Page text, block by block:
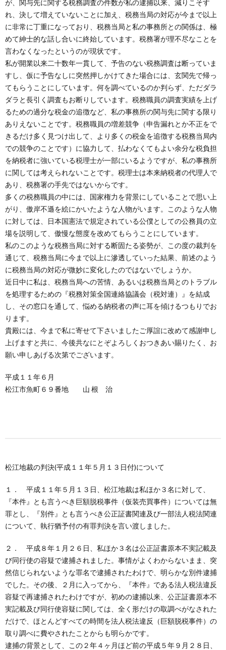
が、関与先に関する税務調査の件数が私の逮捕以来、減りこそす
れ、決して増えていないことに加え、税務当局の対応が今まで以上
に非常に丁重になっており、税務当局と私の事務所との関係は、極
めて紳士的な話し合いに終始しています。税務署が理不尽なことを
言わなくなったというのが現状です。
私が開業以来二十数年一貫して、予告のない税務調査は断っていま
すし、仮に予告なしに突然押しかけてきた場合には、玄関先で帰っ
てもらうことにしています。何を調べているのか判らず、ただダラ
ダラと長引く調査もお断りしています。税務職員の調査実績を上げ
るための過分な税金の追徴など、私の事務所の関与先に関する限り
ありえないことです。税務職員の増差競争（申告漏れとか不正をで
きるだけ多く見つけ出して、より多くの税金を追徴する税務当局内
での競争のことです）に協力して、払わなくてもよい余分な税負担
を納税者に強いている税理士が一部にいるようですが、私の事務所
に関しては考えられないことです。税理士は本来納税者の代理人で
あり、税務署の手先ではないからです。
多くの税務職員の中には、国家権力を背景にしていることで思い上
がり、傲岸不遜を絵にかいたような人物がいます。このような人物
に対しては、日本国憲法で規定されている公僕としての公務員の立
場を説明して、傲慢な態度を改めてもらうことにしています。
私のこのような税務当局に対する断固たる姿勢が、この度の裁判を
通じて、税務当局に今まで以上に滲透していった結果、前述のよう
に税務当局の対応が微妙に変化したのではないでしょうか。
近日中に私は、税務当局への苦情、あるいは税務当局とのトラブル
を処理するための『税務対策全国連絡協議会（税対連）』を結成
し、その窓口を通して、悩める納税者の声に耳を傾けるつもりでお
ります。
貴殿には、今まで私に寄せて下さいましたご厚誼に改めて感謝申し
上げますと共に、今後共なにとぞよろしくおつきあい賜りたく、お
願い申しあげる次第でございます。
平成１１年６月
松江市魚町６９番地 山 根 治
松江地裁の判決(平成１１年５月１３日付)について
１． 平成１１年５月１３日、松江地裁は私ほか３名に対して、
『本件』とも言うべき巨額脱税事件（仮装売買事件）については無
罪とし、『別件』とも言うべき公正証書関連及び一部法人税法関連
について、執行猶予付の有罪判決を言い渡しました。
２． 平成８年１月２６日、私ほか３名は公正証書原本不実記載及
び同行使の容疑で逮捕されました。事情がよくわからないまま、突
然信じられないような罪名で逮捕されたわけで、明らかな別件逮捕
でした。その後、２月に入ってから、『本件』である法人税法違反
容疑で再逮捕されたわけですが、初めの逮捕以来、公正証書原本不
実記載及び同行使容疑に関しては、全く形だけの取調べがなされた
だけで、ほとんどすべての時間を法人税法違反（巨額脱税事件）の
取り調べに費やされたことからも明らかです。
逮捕の背景として、この２年４ヶ月ほど前の平成５年９月２８日、